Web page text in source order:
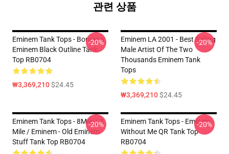
관련 상품
Eminem Tank Tops - Bornana
Eminem Black Outline Tank
Top RB0704
₩3,369,210$24.45
-20%
Eminem LA 2001 - Best Selling
Male Artist Of The Two
Thousands Eminem Tank
Tops
₩3,369,210$24.45
-20%
Eminem Tank Tops - 8Mile / 8
Mile / Eminem - Old Eminem
Stuff Tank Top RB0704
-20%
Eminem Tank Tops - Eminem -
Without Me QR Tank Top
RB0704
-20%